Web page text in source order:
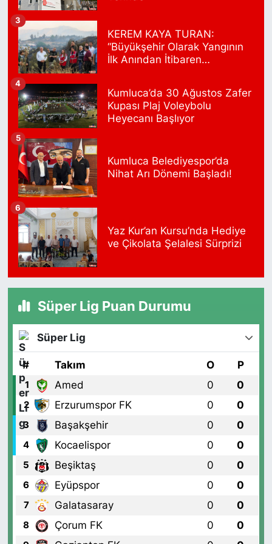
Üsküdar Hükümet Konağı'nın yanı.
0 (216) 201 10 00
Işılay Eczanesi
Sahrayıcedit Mahallesi Cebesoy Sokak 29B
0 (216) 302 44 07
Selenyum Eczanesi
Koşuyolu Mahallesi Alidede Sokak No:9,Z1 KOŞUYOLU
MEDİPOL HASTANESİ OTOPARKI YANI, KOŞUYOLU BEYZADE
KÜNEFE YANI, KOŞUYOLU SUZUKİ KARŞISI CADDE ÜZERİ
0 (216) 550 05 05 Yol Tarifi Al
İslambey Mahallesi Bestekar Nihat İncekara Sok. 5 B
0 (501) 100 74 63 Yol Tarifi Al
Alper Eczanesi
0 (532) 137 55 01 Yol Tarifi Al
Metro Atakent Eczanesi
Atakent Mahallesi Reşitpaşa Caddesi 73 D ATAKENT DÖNERCİ
CELAL USTA VE ZİGANA DÜĞÜN SALONUNUN YANI
0 (216) 461 51 71
Sezgin Eczanesi
Sümer Mahallesi Prof. Turan Güneş Caddesi 57 AA
0 (506) 740 60 23
Meydan Eczanesi
Arnavutköy Merkez Mahallesi Nenehatun Caddesi 8A 15
TEMMUZ MEYDANI (ESKİ TOP SAHASI ve ESKİ BELEDİYE
BİNASI karşısı) - SEVGİ TIP MERKEZİ'nin 50 METRE altında -
DUYAL DÜĞÜN SALONU'nun bitişiği
KEREM KAYA TURAN:
“Büyükşehir Olarak Yangının
İlk Anından İtibaren
3
Kumluca’da 30 Ağustos Zafer
Kupası Plaj Voleybolu
Heyecanı Başlıyor
4
Kumluca Belediyespor’da
Nihat Arı Dönemi Başladı!
5
Yaz Kur’an Kursu’nda Hediye
ve Çikolata Şelalesi Sürprizi
6
Süper Lig Puan Durumu
Süper Lig
# Takım O P
1 Amed 0 0
2 Erzurumspor FK 0 0
3 Başakşehir 0 0
4 Kocaelispor 0 0
5 Beşiktaş 0 0
6 Eyüpspor 0 0
7 Galatasaray 0 0
8 Çorum FK 0 0